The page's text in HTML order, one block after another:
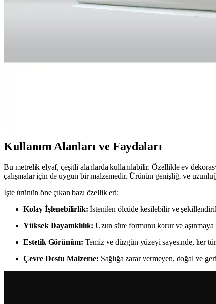
Taç markasının 2 adet elyaf dolgulu yastığı, yüksekliği ve konforu
Ege Tam Silikonlu Boncuk Elyaf 1 Kg Yüksek
Ege Tam Silikonlu Boncuk Elyaf, hijyen ve yüksek hacim
Elyaf Sepeti 5 kg Silikon Inci Elyaf: Dayanıklı ve
Kullanım Alanları ve Faydaları
Bu metrelik elyaf, çeşitli alanlarda kullanılabilir. Özellikle ev
çalışmalar için de uygun bir malzemedir. Ürünün genişliği ve
İşte ürünün öne çıkan bazı özellikleri:
Kolay İşlenebilirlik: İstenilen ölçüde kesilebilir ve
Yüksek Dayanıklılık: Uzun süre formunu korur ve aşınmaya
Estetik Görünüm: Temiz ve düzgün yüzeyi sayesinde, her
Çevre Dostu Malzeme: Sağlığa zarar vermeyen, doğal ve